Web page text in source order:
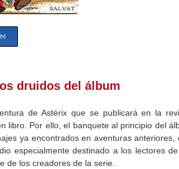
druidos del álbum
de Astérix que se publicará en la
libro. Por ello, el banquete al principio del
ya encontrados en aventuras anteriores,
especialmente destinado a los lectores
de los creadores de la serie.